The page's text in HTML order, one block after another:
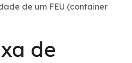
de um FEU (container
de